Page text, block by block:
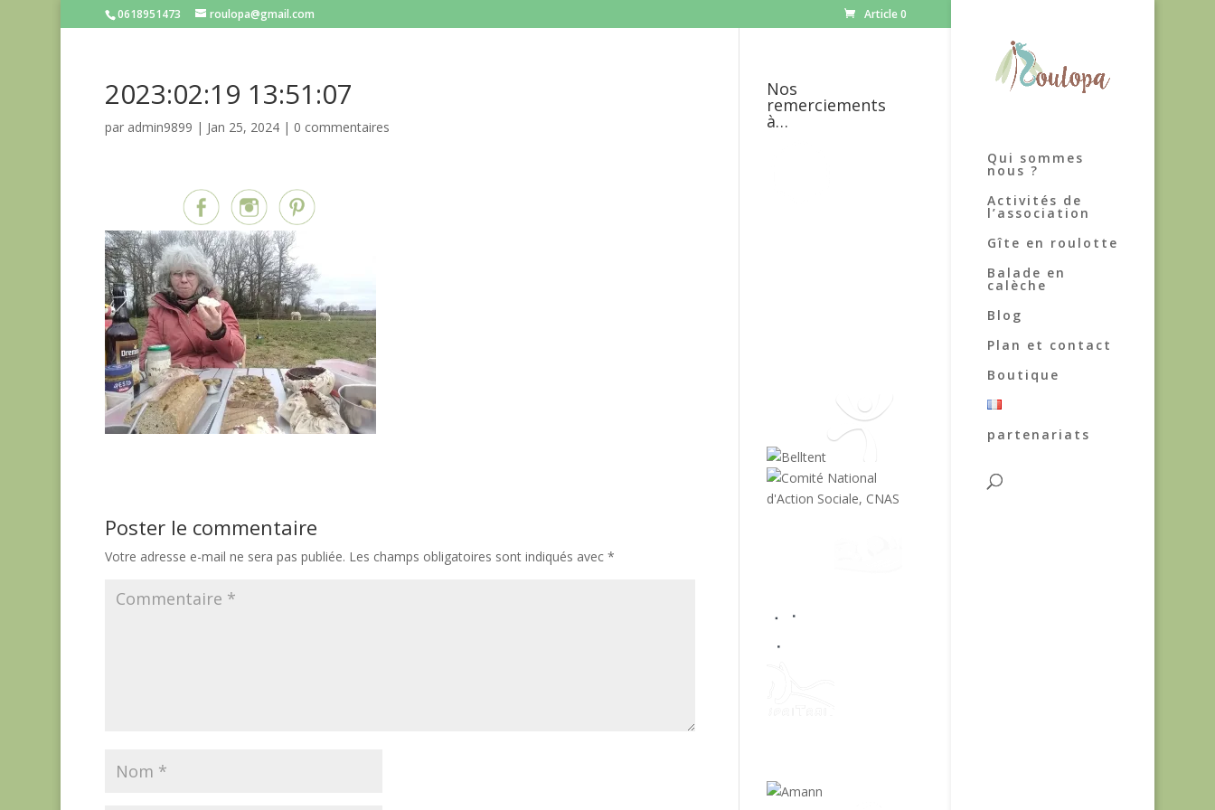
0618951473 roulopa@gmail.com Article 0
Qui sommes
nous ?
Activités de
l’association
Gîte en roulotte
Balade en
calèche
Blog
Plan et contact
Boutique
partenariats
2023:02:19 13:51:07
par admin9899 | Jan 25, 2024 | 0 commentaires
Poster le commentaire
Votre adresse e-mail ne sera pas publiée. Les champs obligatoires sont indiqués avec*
Nos
remerciements
à…